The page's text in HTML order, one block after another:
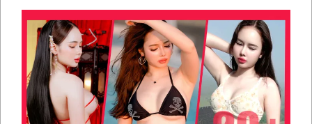
สวย
มีชื่อ
เสียง
คน
ดัง
Navigation